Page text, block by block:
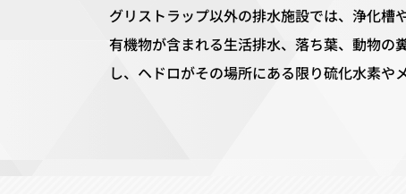
グリストラップ以外の排水施設では、浄化槽
有機物が含まれる生活排水、落ち葉、動物の
し、ヘドロがその場所にある限り硫化水素や